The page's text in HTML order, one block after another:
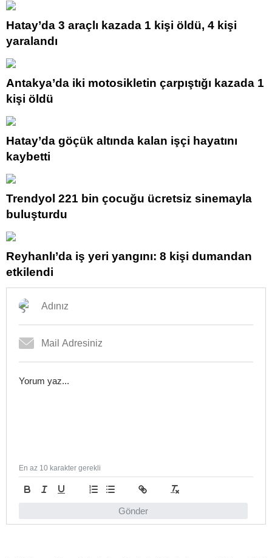
Hatay’da 3 araçlı kazada 1 kişi öldü, 4 kişi
yaralandı
Antakya’da iki motosikletin çarpıştığı kazada 1
kişi öldü
Hatay’da göçük altında kalan işçi hayatını
kaybetti
Trendyol 221 bin çocuğu ücretsiz sinemayla
buluşturdu
Reyhanlı’da iş yeri yangını: 8 kişi dumandan
etkilendi
Gönder
En az 10 karakter gerekli